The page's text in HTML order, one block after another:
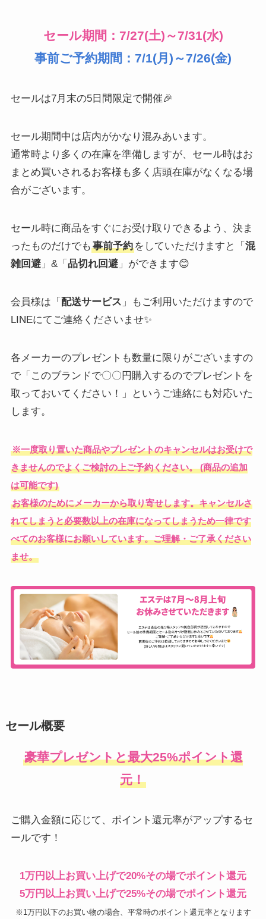
セール期間：7/27(土)～7/31(水)
事前ご予約期間：7/1(月)～7/26(金)
セールは7月末の5日間限定で開催🎉
セール期間中は店内がかなり混みあいます。
通常時より多くの在庫を準備しますが、セール時はお
まとめ買いされるお客様も多く店頭在庫がなくなる場
合がございます。
セール時に商品をすぐにお受け取りできるよう、決ま
ったものだけでも 事前予約をしていただけますと「 混
雑回避」&「 品切れ回避」ができます😊
会員様は「 配送サービス 」もご利用いただけますので
LINEにてご連絡くださいませ✨
各メーカーのプレゼントも数量に限りがございますの
で「このブランドで〇〇円購入するのでプレゼントを
取っておいてください！」というご連絡にも対応いた
します。
※一度取り置いた商品やプレゼントのキャンセルはお受けで
きませんのでよくご検討の上ご予約ください。 (商品の追加
は可能です)
お客様のためにメーカーから取り寄せします。キャンセルさ
れてしまうと必要数以上の在庫になってしまうため一律です
べてのお客様にお願いしています。ご理解・ご了承ください
ませ。
セール概要
豪華プレゼントと最大25%ポイント還
元！
ご購入金額に応じて、ポイント還元率がアップするセ
ールです！
1万円以上お買い上げで20%その場でポイント還元
5万円以上お買い上げで25%その場でポイント還元
※1万円以下のお買い物の場合、平常時のポイント還元率となります